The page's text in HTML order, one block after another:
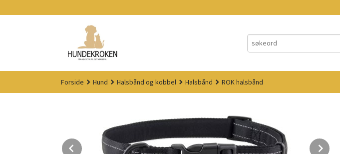
til
Forside Hund Halsbånd og kobbel Halsbånd ROK halsbånd
Prev